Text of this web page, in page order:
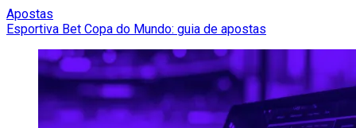
Apostas
Esportiva Bet Copa do Mundo: guia de apostas